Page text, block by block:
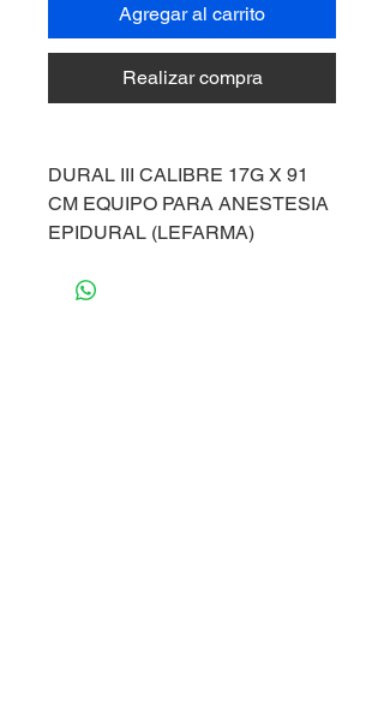
Agregar al carrito
Realizar compra
DURAL III CALIBRE 17G X 91
CM EQUIPO PARA ANESTESIA
EPIDURAL (LEFARMA)